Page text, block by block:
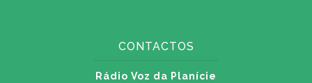
CONTACTOS
Rádio Voz da Planície